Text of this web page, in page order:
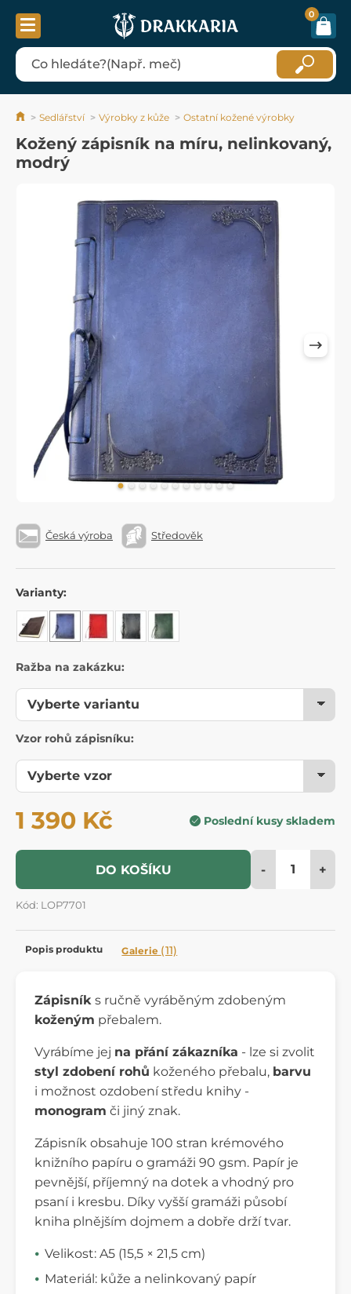
0
Sedlářství Výrobky z kůže Ostatní kožené výrobky
Kožený zápisník na míru, nelinkovaný,
modrý
Česká výroba Středověk
Varianty:
Ražba na zakázku:
Vzor rohů zápisníku:
1 390 Kč Poslední kusy skladem
DO KOŠÍKU - +
Kód: LOP7701
Popis produktu Galerie (11)
Zápisník s ručně vyráběným zdobeným
koženým přebalem.
Vyrábíme jej na přání zákazníka - lze si zvolit
styl zdobení rohů koženého přebalu, barvu
i možnost ozdobení středu knihy -
monogram či jiný znak.
Zápisník obsahuje 100 stran krémového
knižního papíru o gramáži 90 gsm. Papír je
pevnější, příjemný na dotek a vhodný pro
psaní i kresbu. Díky vyšší gramáži působí
kniha plnějším dojmem a dobře drží tvar.
Velikost: A5 (15,5 × 21,5 cm)
Materiál: kůže a nelinkovaný papír